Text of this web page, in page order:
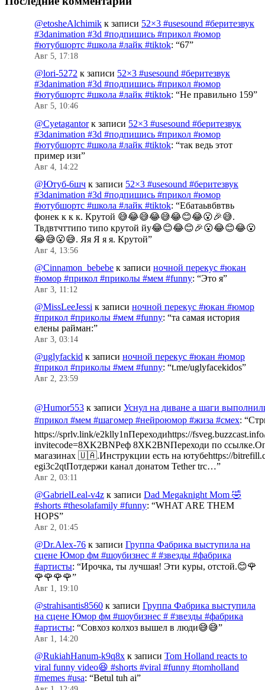
@etosheAlchimik к записи 52×3 #usesound #беритезвук
#3danimation #3d #подпишись #прикол #юмор
#ютубшортс #школа #лайк #tiktok: “67”
Авг 5, 17:18
@lori-5272 к записи 52×3 #usesound #беритезвук
#3danimation #3d #подпишись #прикол #юмор
#ютубшортс #школа #лайк #tiktok: “Не правильно 159”
Авг 5, 10:46
@Cyetagantorк записи 52×3 #usesound #беритезвук
#3danimation #3d #подпишись #прикол #юмор
#ютубшортс #школа #лайк #tiktok: “так ведь этот
пример изи”
Авг 4, 14:22
@Ютуб-6шч к записи 52×3 #usesound #беритезвук
#3danimation #3d #подпишись #прикол #юмор
#ютубшортс #школа #лайк #tiktok: “Ебатаьвбвтвь
фонек к к к. Крутой 😅😂😅😂😅😂😊😂😮🎉😅.
Твдвтчттипо типо крутой йу😂😊😂😊🎉😮😂😊😂😮
😂😅😮😅. Яя Я я я. Крутой”
Авг 4, 13:56
@Cinnamon_bebebe к записи ночной перекус #юкан
#юмор #прикол #приколы #мем #funny: “Это я”
Авг 3, 11:12
@MissLeeJessi к записи ночной перекус #юкан #юмор
#прикол #приколы #мем #funny: “та самая история
елены райман:”
Авг 3, 03:14
@uglyfackid к записи ночной перекус #юкан #юмор
#прикол #приколы #мем #funny: “t.me/uglyfacekidos”
Авг 2, 23:59
@Humor553 к записи Уснул на диване а шаги
#прикол #мем #шагомер #нейроюмор #жиза #смех: “
https://sprlv.link/e2klly1nПереходиhttps://
invitecode=8XK2BNРеф 8XK2BNПереходи по
магазинах 🇺🇦.Инструкции есть на ютубеhttps://
egi3c2qtПотдержи канал донатом Tether trc…”
Авг 2, 03:11
@GabrielLeal-v4z к записи Dad Megaknight Mom 🤣
#shorts #thesolafamily #funny: “WHAT ARE THEM
HOPS”
Авг 2, 01:45
@Dr.Alex-76 к записи Группа Фабрика выступила на
сцене Юмор фм #шоубизнес # #звезды #фабрика
#артисты: “Ирочка, ты лучшая! Эти куры, отстой.😊🌹
🌹🌹🌹🌹”
Авг 1, 19:10
@strahisantis8560 к записи Группа Фабрика выступила
на сцене Юмор фм #шоубизнес # #звезды #фабрика
#артисты: “Совхоз колхоз вышел в люди😅😅”
Авг 1, 14:20
@RukiahHanum-k9q8x к записи Tom Holland reacts to
viral funny video😆 #shorts #viral #funny #tomholland
#memes #usa: “Betul tuh ai”